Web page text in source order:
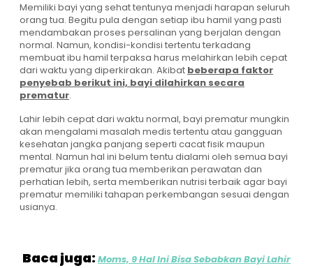
Memiliki bayi yang sehat tentunya menjadi harapan seluruh
orang tua. Begitu pula dengan setiap ibu hamil yang pasti
mendambakan proses persalinan yang berjalan dengan
normal. Namun, kondisi-kondisi tertentu terkadang
membuat ibu hamil terpaksa harus melahirkan lebih cepat
dari waktu yang diperkirakan. Akibat beberapa faktor
penyebab berikut ini, bayi dilahirkan secara
prematur.
Lahir lebih cepat dari waktu normal, bayi prematur mungkin
akan mengalami masalah medis tertentu atau gangguan
kesehatan jangka panjang seperti cacat fisik maupun
mental. Namun hal ini belum tentu dialami oleh semua bayi
prematur jika orang tua memberikan perawatan dan
perhatian lebih, serta memberikan nutrisi terbaik agar bayi
prematur memiliki tahapan perkembangan sesuai dengan
usianya.
Baca juga: Moms, 9 Hal Ini Bisa Sebabkan Bayi Lahir